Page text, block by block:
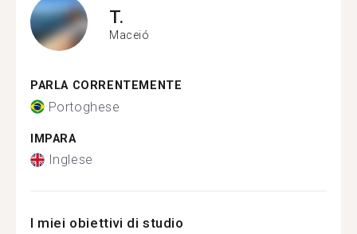
T.
Maceió
PARLA CORRENTEMENTE
Portoghese
IMPARA
Inglese
I miei obiettivi di studio